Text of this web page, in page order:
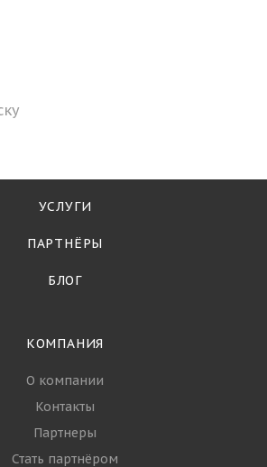
УСЛУГИ
ПАРТНЁРЫ
БЛОГ
КОМПАНИЯ
О компании
Контакты
Партнеры
Стать партнёром